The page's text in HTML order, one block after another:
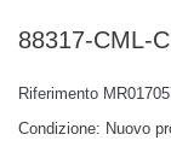
88317-CML-
Riferimento
Condizione: Nuovo